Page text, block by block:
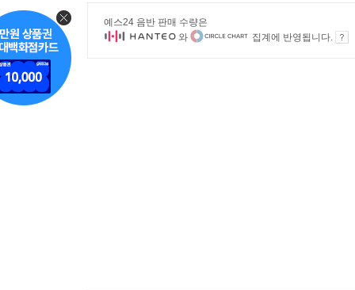
예스24 음반 판매 수량은
와
집계에 반영됩니다.